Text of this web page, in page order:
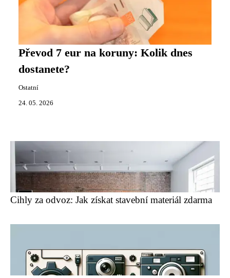
Převod 7 eur na koruny: Kolik dnes
dostanete?
Ostatní
24. 05. 2026
Cihly za odvoz: Jak získat stavební materiál zdarma